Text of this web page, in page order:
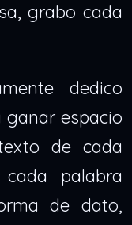
grabo cada
dedico
espacio
de cada
palabra
de dato,